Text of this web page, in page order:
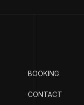
BOOKING
CONTACT